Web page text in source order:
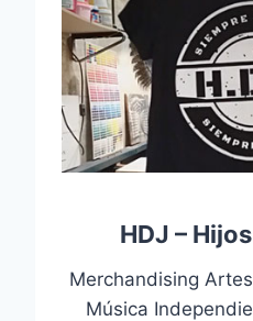
HDJ –
Merchandising
Música